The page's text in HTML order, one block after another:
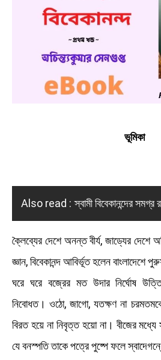
ভূমিকা
Also read : স্বামী বিবেকানন্দের সমগ্র
ক্লৈব্যের দেশে অনন্ত বীর্য, জাড্যের দেশে
জ্ঞান, বিবেকানন্দ আবির্ভূত হলেন বাংলাদেশে
ঘরে ঘরে বজ্রের মত উদার নির্ঘোষ
নিবােধত। ওঠো, জাগাে, যতক্ষণ না
বিরত হয়ে না নিবৃত্ত হয়াে না। বীজের মধ্যে
যে বনস্পতি তাকে পত্রে পুষ্পে ফলে